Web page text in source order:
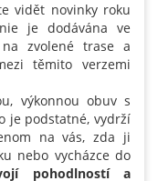
vidět novinky roku
je dodávána ve
zvolené trase a
těmito verzemi
výkonnou obuv s
je podstatné, vydrží
na vás, zda ji
nebo vycházce do
pohodlností a